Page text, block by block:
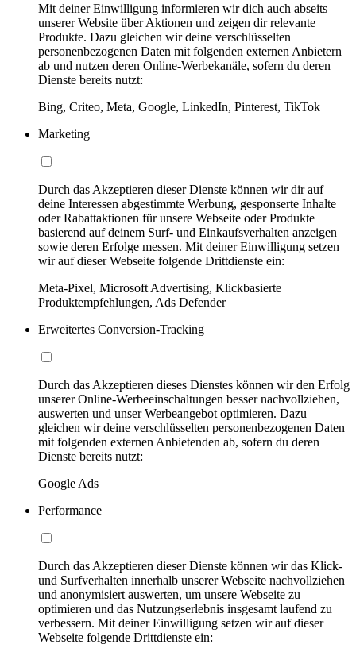
Mit deiner Einwilligung informieren wir dich auch abseits
unserer Website über Aktionen und zeigen dir relevante
Produkte. Dazu gleichen wir deine verschlüsselten
personenbezogenen Daten mit folgenden externen Anbietern
ab und nutzen deren Online-Werbekanäle, sofern du deren
Dienste bereits nutzt:
Bing, Criteo, Meta, Google, LinkedIn, Pinterest, TikTok
Marketing
Durch das Akzeptieren dieser Dienste können wir dir auf
deine Interessen abgestimmte Werbung, gesponserte Inhalte
oder Rabattaktionen für unsere Webseite oder Produkte
basierend auf deinem Surf- und Einkaufsverhalten anzeigen
sowie deren Erfolge messen. Mit deiner Einwilligung setzen
wir auf dieser Webseite folgende Drittdienste ein:
Meta-Pixel, Microsoft Advertising, Klickbasierte
Produktempfehlungen, Ads Defender
Erweitertes Conversion-Tracking
Durch das Akzeptieren dieses Dienstes können wir den Erfolg
unserer Online-Werbeeinschaltungen besser nachvollziehen,
auswerten und unser Werbeangebot optimieren. Dazu
gleichen wir deine verschlüsselten personenbezogenen Daten
mit folgenden externen Anbietenden ab, sofern du deren
Dienste bereits nutzt:
Google Ads
Performance
Durch das Akzeptieren dieser Dienste können wir das Klick-
und Surfverhalten innerhalb unserer Webseite nachvollziehen
und anonymisiert auswerten, um unsere Webseite zu
optimieren und das Nutzungserlebnis insgesamt laufend zu
verbessern. Mit deiner Einwilligung setzen wir auf dieser
Webseite folgende Drittdienste ein: